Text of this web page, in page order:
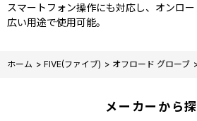
スマートフォン操作にも対応し、オンロ
広い用途で使用可能。
ホーム > FIVE(ファイブ) > オフロード グローブ
メーカーから